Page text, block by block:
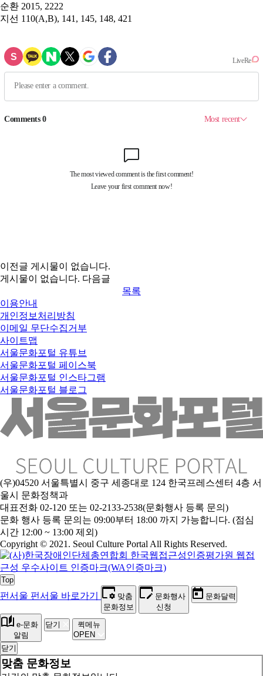
순환 2015, 2222
지선 110(A,B), 141, 145, 148, 421
이전글 게시물이 없습니다.
게시물이 없습니다. 다음글
목록
이용안내
개인정보처리방침
이메일 무단수집거부
사이트맵
서울문화포털 유튜브
서울문화포털 페이스북
서울문화포털 인스타그램
서울문화포털 블로그
(우)04520 서울특별시 중구 세종대로 124 한국프레스센터 4층 서
울시 문화정책과
대표전화 02-120 또는 02-2133-2538(문화행사 등록 문의)
문화 행사 등록 문의는 09:00부터 18:00 까지 가능합니다. (점심
시간 12:00 ~ 13:00 제외)
Copyright © 2021. Seoul Culture Portal All Rights Reserved.
Top
펀서울 펀서울 바로가기
맞춤
문화정보
문화행사
신청
문화달력
e-문화
알림
닫기
퀵메뉴
OPEN
닫기
맞춤 문화정보